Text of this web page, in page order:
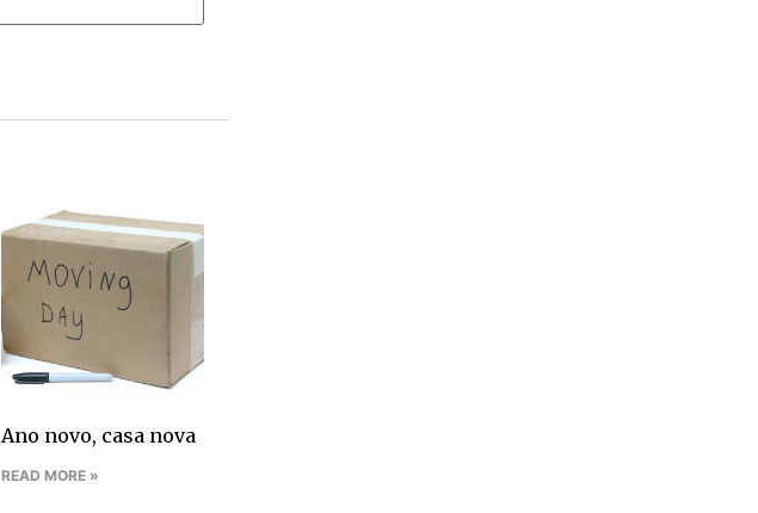
Ano novo, casa nova
READ MORE »